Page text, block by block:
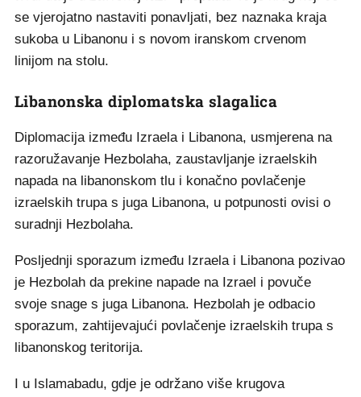
se vjerojatno nastaviti ponavljati, bez naznaka kraja
sukoba u Libanonu i s novom iranskom crvenom
linijom na stolu.
Libanonska diplomatska slagalica
Diplomacija između Izraela i Libanona, usmjerena na
razoružavanje Hezbolaha, zaustavljanje izraelskih
napada na libanonskom tlu i konačno povlačenje
izraelskih trupa s juga Libanona, u potpunosti ovisi o
suradnji Hezbolaha.
Posljednji sporazum između Izraela i Libanona pozivao
je Hezbolah da prekine napade na Izrael i povuče
svoje snage s juga Libanona. Hezbolah je odbacio
sporazum, zahtijevajući povlačenje izraelskih trupa s
libanonskog teritorija.
I u Islamabadu, gdje je održano više krugova